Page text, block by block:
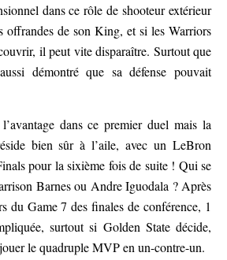
dans ce rôle de shooteur extérieur
offrandes de son King, et si les Warriors
il peut vite disparaître. Surtout que
démontré que sa défense pouvait
dans ce premier duel mais la
bien sûr à l’aile, avec un LeBron
pour la sixième fois de suite ! Qui se
Barnes ou Andre Iguodala ? Après
du Game 7 des finales de conférence, 1
surtout si Golden State décide,
le quadruple MVP en un-contre-un.